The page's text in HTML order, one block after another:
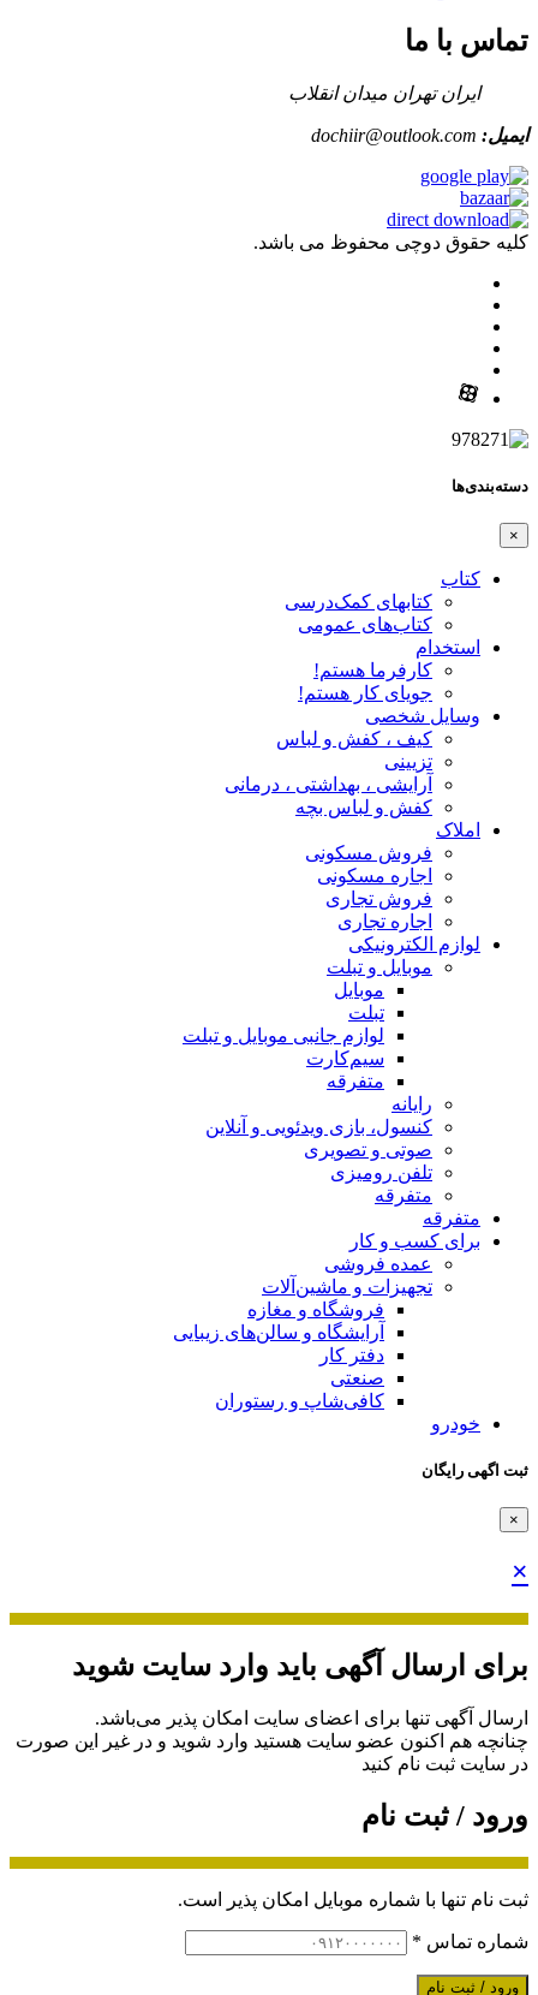
تماس با ما
ایران تهران میدان انقلاب
ایمیل: dochiir@outlook.com
کلیه حقوق دوچی محفوظ می باشد.
دسته‌بندی‌ها
×
کتاب
کتابهای کمک‌درسی
کتاب‌های عمومی
استخدام
کارفرما هستم!
جویای کار هستم!
وسایل شخصی
کیف ، کفش و لباس
تزیینی
آرایشی ، بهداشتی ، درمانی
کفش و لباس بچه
املاک
فروش مسکونی
اجاره مسکونی
فروش تجاری
اجاره تجاری
لوازم الکترونیکی
موبایل و تبلت
موبایل
تبلت
لوازم جانبی موبایل و تبلت
سیم‌کارت
متفرقه
رایانه
کنسول، بازی‌ ویدئویی و آنلاین
صوتی و تصویری
تلفن رومیزی
متفرقه
متفرقه
برای کسب و کار
عمده فروشی
تجهیزات و ماشین‌آلات
فروشگاه و مغازه
آرایشگاه و سالن‌های زیبایی
دفتر کار
صنعتی
کافی‌شاپ و رستوران
خودرو
ثبت اگهی رایگان
×
×
برای ارسال آگهی باید وارد سایت شوید
ارسال آگهی تنها برای اعضای سایت امکان پذیر می‌باشد.
چنانچه هم‌ اکنون عضو سایت هستید وارد شوید و در غیر این صورت
در سایت ثبت نام کنید
ورود / ثبت نام
ثبت نام تنها با شماره موبایل امکان پذیر است.
شماره تماس *
ورود / ثبت نام